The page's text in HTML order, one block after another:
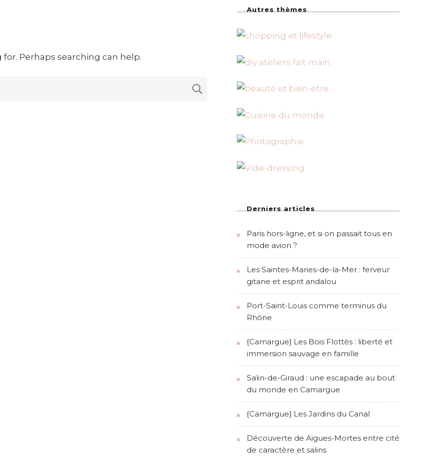
for. Perhaps searching can help.
Autres thèmes
Derniers articles
Paris hors-ligne, et si on passait tous en
mode avion ?
Les Saintes-Maries-de-la-Mer : ferveur
gitane et esprit andalou
Port-Saint-Louis comme terminus du
Rhône
{Camargue} Les Bois Flottés : liberté et
immersion sauvage en famille
Salin-de-Giraud : une escapade au bout
du monde en Camargue
{Camargue} Les Jardins du Canal
Découverte de Aigues-Mortes entre cité
de caractère et salins